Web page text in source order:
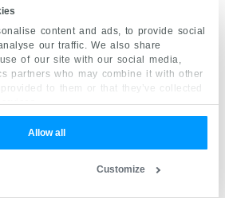
content and ads, to provide social
our traffic. We also share
of our site with our social media,
partners who may combine it with other
to them or that they’ve collected
Allow all
Customize
Sunderland, MA: Sinauer.
A. B., & Patapoutian, A.
in structure and physiology of
10.1038/s41586...